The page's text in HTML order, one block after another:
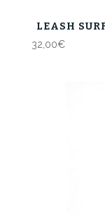
LEASH
32,00€